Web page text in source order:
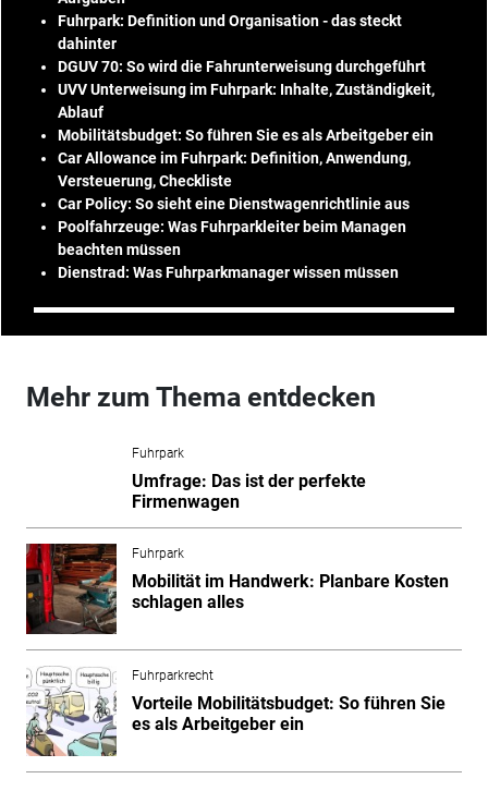
Fuhrpark: Definition und Organisation - das steckt
dahinter
DGUV 70: So wird die Fahrunterweisung durchgeführt
UVV Unterweisung im Fuhrpark: Inhalte, Zuständigkeit,
Ablauf
Mobilitätsbudget: So führen Sie es als Arbeitgeber ein
Car Allowance im Fuhrpark: Definition, Anwendung,
Versteuerung, Checkliste
Car Policy: So sieht eine Dienstwagenrichtlinie aus
Poolfahrzeuge: Was Fuhrparkleiter beim Managen
beachten müssen
Dienstrad: Was Fuhrparkmanager wissen müssen
Mehr zum Thema entdecken
Fuhrpark
Umfrage: Das ist der perfekte
Firmenwagen
Fuhrpark
Mobilität im Handwerk: Planbare Kosten
schlagen alles
Fuhrparkrecht
Vorteile Mobilitätsbudget: So führen Sie
es als Arbeitgeber ein